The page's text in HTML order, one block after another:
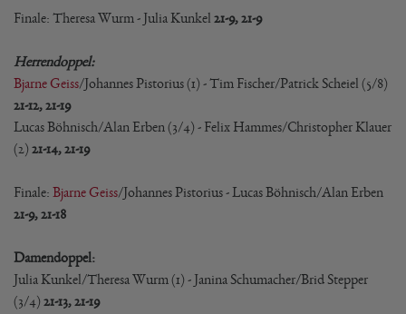
Finale: Theresa Wurm - Julia Kunkel 21-9, 21-9
Herrendoppel:
Bjarne Geiss/Johannes Pistorius (1) - Tim Fischer/Patrick Scheiel (5/8)
21-12, 21-19
Lucas Böhnisch/Alan Erben (3/4) - Felix Hammes/Christopher Klauer
(2) 21-14, 21-19
Finale: Bjarne Geiss/Johannes Pistorius - Lucas Böhnisch/Alan Erben
21-9, 21-18
Damendoppel:
Julia Kunkel/Theresa Wurm (1) - Janina Schumacher/Brid Stepper
(3/4) 21-13, 21-19